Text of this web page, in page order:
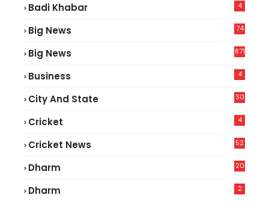
Badi Khabar 4
Big News
74
Big News 871
Business 4
City And State 30
Cricket 4
Cricket News
52
Dharm 20
Dharm 2